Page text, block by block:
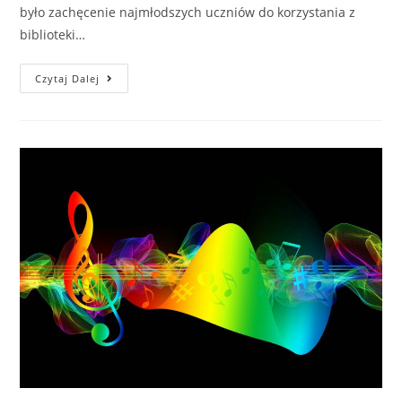
było zachęcenie najmłodszych uczniów do korzystania z
biblioteki…
Czytaj Dalej